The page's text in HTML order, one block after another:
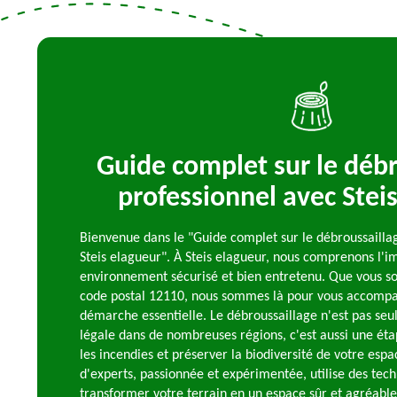
Guide complet sur le
professionnel avec
Bienvenue dans le "Guide complet sur le
Steis elagueur". À Steis elagueur, nous comprenons
environnement sécurisé et bien entretenu. Que vous
code postal 12110, nous sommes là pour vous
démarche essentielle. Le débroussaillage n'est pas
légale dans de nombreuses régions, c'est aussi une
les incendies et préserver la biodiversité de votre
d'experts, passionnée et expérimentée, utilise des